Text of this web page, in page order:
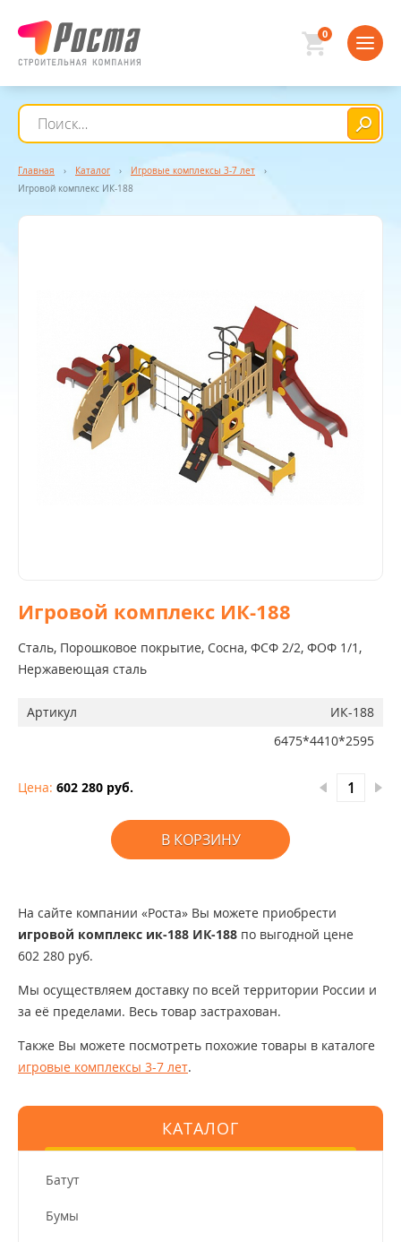
Главная › Каталог › Игровые комплексы 3-7 лет
›
Игровой комплекс ИК-188
Игровой комплекс ИК-188
Сталь, Порошковое покрытие, Сосна, ФСФ 2/2, ФОФ 1/1,
Нержавеющая сталь
Артикул
ИК-188
6475*4410*2595
Цена: 602 280 руб.
В КОРЗИНУ
На сайте компании «Роста» Вы можете приобрести
игровой комплекс ик-188 ИК-188 по выгодной цене
602 280 руб.
Мы осуществляем доставку по всей территории России и
за её пределами. Весь товар застрахован.
Также Вы можете посмотреть похожие товары в каталоге
игровые комплексы 3-7 лет.
КАТАЛОГ
Батут
Бумы
0